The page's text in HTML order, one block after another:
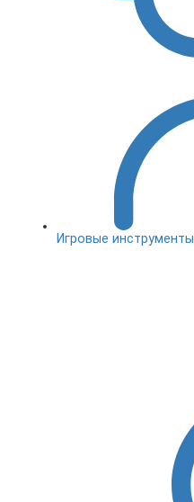
Игровые инструменты